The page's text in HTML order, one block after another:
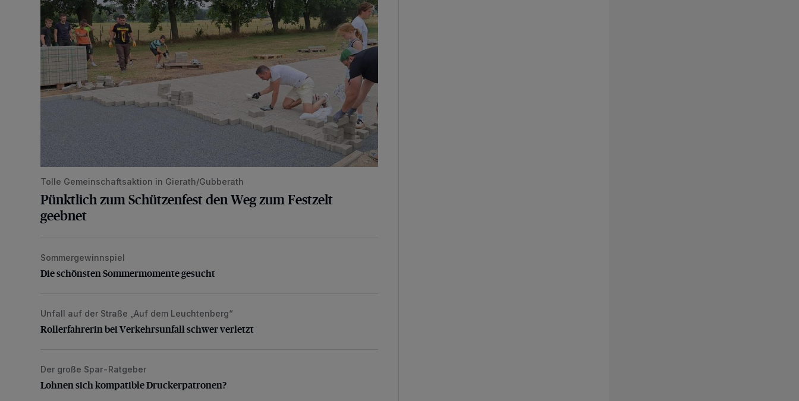
Tolle Gemeinschaftsaktion in Gierath/Gubberath
Pünktlich zum Schützenfest den Weg zum Festzelt
geebnet
Die schönsten Sommermomente gesucht
Sommergewinnspiel
Die schönsten Sommermomente gesucht
Rollerfahrerin bei Verkehrsunfall schwer verletzt
Unfall auf der Straße „Auf dem Leuchtenberg“
Rollerfahrerin bei Verkehrsunfall schwer verletzt
Lohnen sich kompatible Druckerpatronen?
Der große Spar-Ratgeber
Lohnen sich kompatible Druckerpatronen?